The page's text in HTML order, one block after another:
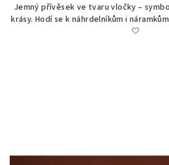
Jemný přívěsek ve tvaru vločky –
krásy. Hodí se k náhrdelníkům i
🤍